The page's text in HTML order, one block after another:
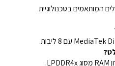
המותאמים בטכנולוגיית